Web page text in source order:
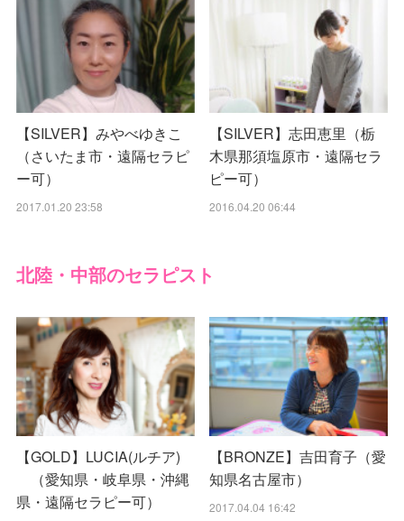
【SILVER】みやべゆきこ
（さいたま市・遠隔セラピ
ー可）
2017.01.20 23:58
【SILVER】志田恵里（栃
木県那須塩原市・遠隔セラ
ピー可）
2016.04.20 06:44
北陸・中部のセラピスト
【GOLD】LUCIA(ルチア)
（愛知県・岐阜県・沖縄
県・遠隔セラピー可）
【BRONZE】吉田育子（愛
知県名古屋市）
2017.04.04 16:42